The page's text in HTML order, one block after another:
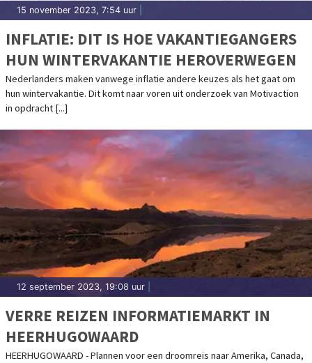
15 november 2023, 7:54 uur
INFLATIE: DIT IS HOE VAKANTIEGANGERS
HUN WINTERVAKANTIE HEROVERWEGEN
Nederlanders maken vanwege inflatie andere keuzes als het gaat om
hun wintervakantie. Dit komt naar voren uit onderzoek van Motivaction
in opdracht [...]
12 september 2023, 19:08 uur
VERRE REIZEN INFORMATIEMARKT IN
HEERHUGOWAARD
HEERHUGOWAARD - Plannen voor een droomreis naar Amerika, Canada,